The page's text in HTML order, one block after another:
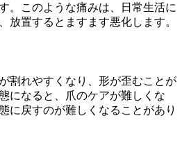
。このような痛みは、日常生活に
放置するとますます悪化します。
割れやすくなり、形が歪むことが
になると、爪のケアが難しくな
に戻すのが難しくなることがあり